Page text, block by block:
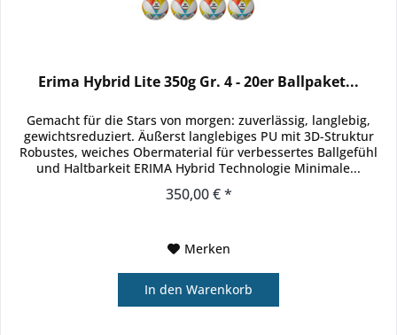
Erima Hybrid Lite 350g Gr. 4 - 20er Ballpaket...
Gemacht für die Stars von morgen: zuverlässig, langlebig,
gewichtsreduziert. Äußerst langlebiges PU mit 3D-Struktur
Robustes, weiches Obermaterial für verbessertes Ballgefühl
und Haltbarkeit ERIMA Hybrid Technologie Minimale...
350,00 € *
Merken
In den Warenkorb